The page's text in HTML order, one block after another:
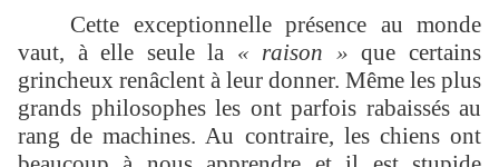
Cette exceptionnelle présence au monde
vaut, à elle seule la « raison » que certains
grincheux renâclent à leur donner. Même les plus
grands philosophes les ont parfois rabaissés au
rang de machines. Au contraire, les chiens ont